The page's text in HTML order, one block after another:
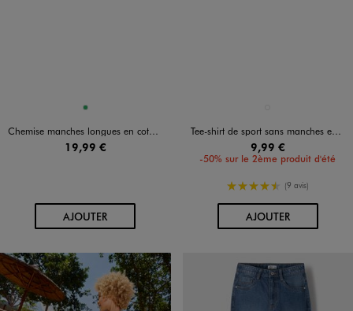
Disponible en 1 coloris
VERT
Chemise manches longues en coton rayé garçon
19,99 €
AJOUTERAU PANIER
Tee-shirt de sport sans manches en maille légère et respirante imprimée garçon
9,99 €
-50% sur le 2ème produit d'été
4.5/5 de moyenne
(9 avis)
AJOUTERAU PANIER